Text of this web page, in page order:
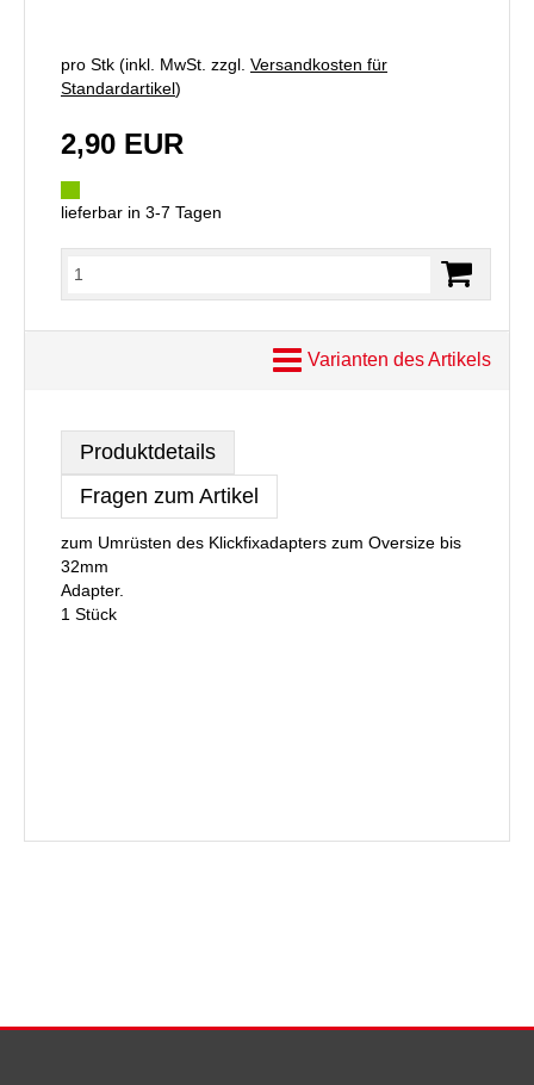
pro Stk (inkl. MwSt. zzgl. Versandkosten für
Standardartikel)
2,90 EUR
lieferbar in 3-7 Tagen
Varianten des Artikels
Produktdetails
Fragen zum Artikel
zum Umrüsten des Klickfixadapters zum Oversize bis
32mm
Adapter.
1 Stück